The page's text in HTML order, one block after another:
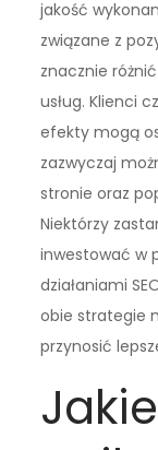
jakość
związane z
znacznie
usług. Klienci
efekty mogą
zazwyczaj
stronie oraz
Niektórzy
inwestować w
działaniami
obie strategie
przynosić